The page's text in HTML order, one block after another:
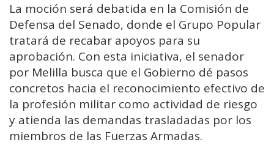
La moción será debatida en la Comisión de
Defensa del Senado, donde el Grupo Popular
tratará de recabar apoyos para su
aprobación. Con esta iniciativa, el senador
por Melilla busca que el Gobierno dé pasos
concretos hacia el reconocimiento efectivo de
la profesión militar como actividad de riesgo
y atienda las demandas trasladadas por los
miembros de las Fuerzas Armadas.